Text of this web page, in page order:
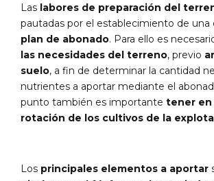
Las labores de preparación del
pautadas por el establecimiento de una
plan de abonado. Para ello es
las necesidades del terreno, previo
suelo, a fin de determinar la cantidad
nutrientes a aportar mediante el
punto también es importante tener en
rotación de los cultivos de la
Los principales elementos a aportar